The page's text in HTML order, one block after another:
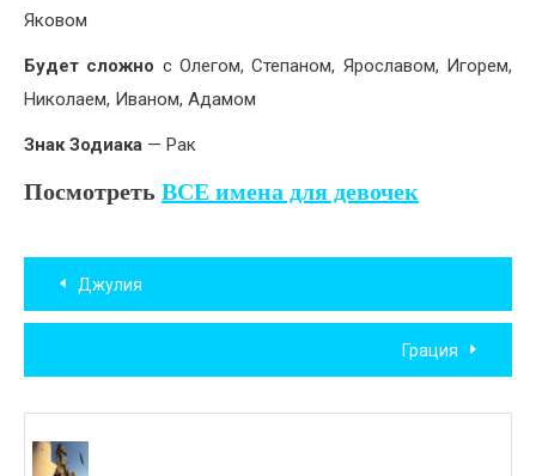
Яковом
Будет сложно с Олегом, Степаном, Ярославом, Игорем,
Николаем, Иваном, Адамом
Знак Зодиака — Рак
Посмотреть ВСЕ имена для девочек
Навигация
по
записям
Джулия
Грация